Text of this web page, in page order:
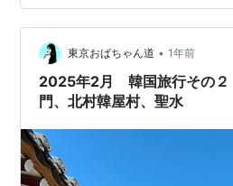
般開放エリアだけでも１時間は
中枢、宣政殿や仁政殿で歴史の
の「ビビンバ」で〆♪ ２日目の宿
鷗亭」 昼下…
東京おばちゃん道 • 1年前
2025年2月 韓国旅行その
門、北村韓屋村、聖水